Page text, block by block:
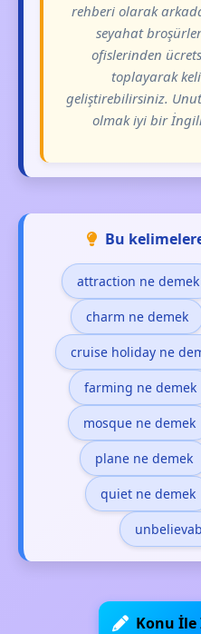
rehberi olarak
seyahat
ofislerinden
toplayarak
geliştirebilirsiniz.
olmak iyi bir
Bu
attraction ne demek
charm ne demek
cruise holiday ne
farming ne demek
mosque ne demek
plane ne demek
quiet ne demek
Konu İle